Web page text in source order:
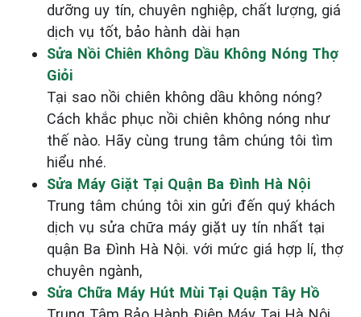
dưỡng uy tín, chuyên nghiệp, chất lượng, giá
dịch vụ tốt, bảo hành dài hạn
Sửa Nồi Chiên Không Dầu Không Nóng Thợ
Giỏi
Tại sao nồi chiên không dầu không nóng?
Cách khắc phục nồi chiên không nóng như
thế nào. Hãy cùng trung tâm chúng tôi tìm
hiểu nhé.
Sửa Máy Giặt Tại Quận Ba Đình Hà Nội
Trung tâm chúng tôi xin gửi đến quý khách
dịch vụ sửa chữa máy giặt uy tín nhất tại
quận Ba Đình Hà Nội. với mức giá hợp lí, thợ
chuyên ngành,
Sửa Chữa Máy Hút Mùi Tại Quận Tây Hồ